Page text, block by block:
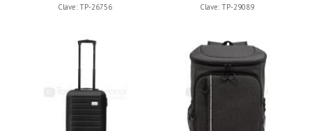
Clave: TP-26756 Clave: TP-29089